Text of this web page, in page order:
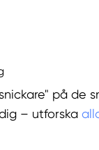
på de
– utforska